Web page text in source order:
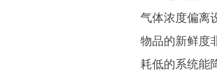
气体浓度偏离
物品的新鲜度
耗低的系统能